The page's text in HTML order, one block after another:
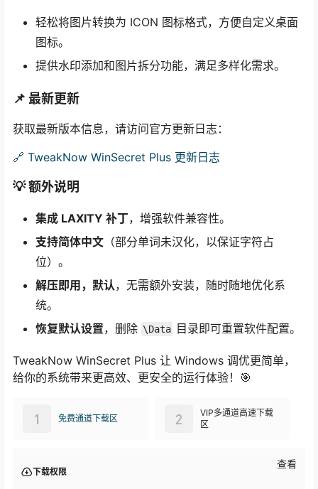
轻松将图片转换为 ICON 图标格式，方便自定义桌面
图标。
提供水印添加和图片拆分功能，满足多样化需求。
📌 最新更新
获取最新版本信息，请访问官方更新日志：
🔗 TweakNow WinSecret Plus 更新日志
💡 额外说明
集成 LAXITY 补丁，增强软件兼容性。
支持简体中文 （部分单词未汉化，以保证字符占
位）。
解压即用，默认 ，无需额外安装，随时随地优化系
统。
恢复默认设置，删除 \Data 目录即可重置软件配置。
TweakNow WinSecret Plus 让 Windows 调优更简单，
给你的系统带来更高效、更安全的运行体验！🎯
免费通道下载区
1
VIP多通道高速下载
区
2
下载权限
查看